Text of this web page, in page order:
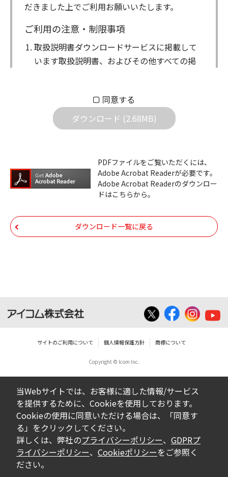
だきました上でご利用お願いいたします。
ご利用の注意・制限事項
取扱説明書ダウンロードサービスに掲載して
います取扱説明書、およびその他すべての掲
属します。ダウンロードした取扱説明書は、
個人が本来の目的でご使用されることは可能
ですが、権利者の許諾を得ることなく、以下
ダウンロードした取扱説明書は、複製、賃
貸、改変、公衆送信、または公衆送信可能
化することはできません。
いは無償を問わず、第三者に譲渡あるいは
使用させる事ができません。
ダウンロードした取扱説明書等に使用され
の転用は一切出来ません。
ダウンロードした取扱説明書およびその他す
べての掲載物の変更は一切行わないでくださ
い。お客様による内容の変更により、何らか
の欠陥が生じたとしても、弊社では一切の保
証をいたしません。また、内容の変更の結
果、万一お客様に損害が生じたとしても、弊
社及び販売店等は一切の責任を負いません。
掲載の取扱説明書等は、製品発売当時の内容
同意する
ダウンロード (2.68MB)
PDFファイルをご覧いただくには、
Adobe Acrobat Readerが必要です。
Adobe Acrobat Readerのダウンロー
ドはこちらから。
ダウンロード一覧に戻る
サイトのご利用について 個人情報保護方針 商標について
Copyright © Icom Inc.
当Webサイトでは、お客様に適した情報/サービス
を提供するために、Cookieを使用しております。
Cookieの使用に同意いただける場合は、「同意す
る」をクリックしてください。
詳しくは、弊社のプライバシーポリシー、 GDPRプ
ライバシーポリシー、 Cookieポリシーをご参照く
ださい。